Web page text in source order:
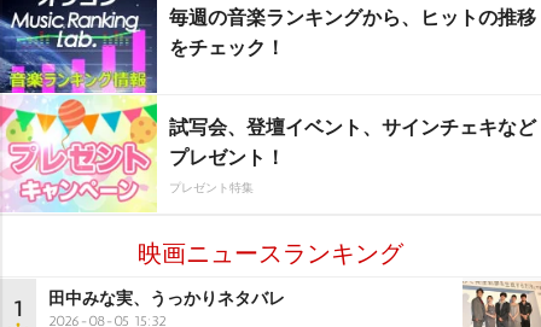
毎週の音楽ランキングから、ヒットの推移
をチェック！
試写会、登壇イベント、サインチェキなど
プレゼント！
プレゼント特集
映画ニュースランキング
1 田中みな実、うっかりネタバレ
2026-08-05 15:32